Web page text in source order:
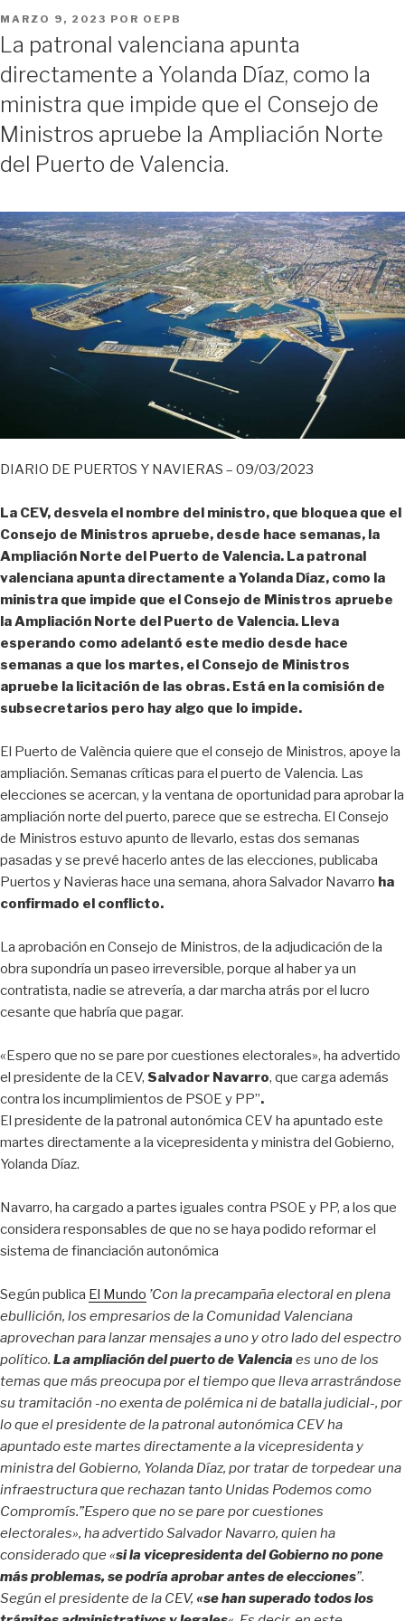
PUBLICADO
EL
MARZO 9, 2023 POR OEPB
La patronal valenciana apunta
directamente a Yolanda Díaz, como la
ministra que impide que el Consejo de
Ministros apruebe la Ampliación Norte
del Puerto de Valencia.
DIARIO DE PUERTOS Y NAVIERAS – 09/03/2023
La CEV, desvela el nombre del ministro, que bloquea que el
Consejo de Ministros apruebe, desde hace semanas, la
Ampliación Norte del Puerto de Valencia. La patronal
valenciana apunta directamente a Yolanda Díaz, como la
ministra que impide que el Consejo de Ministros apruebe
la Ampliación Norte del Puerto de Valencia. Lleva
esperando como adelantó este medio desde hace
semanas a que los martes, el Consejo de Ministros
apruebe la licitación de las obras. Está en la comisión de
subsecretarios pero hay algo que lo impide.
El Puerto de València quiere que el consejo de Ministros, apoye la
ampliación. Semanas críticas para el puerto de Valencia. Las
elecciones se acercan, y la ventana de oportunidad para aprobar la
ampliación norte del puerto, parece que se estrecha. El Consejo
de Ministros estuvo apunto de llevarlo, estas dos semanas
pasadas y se prevé hacerlo antes de las elecciones, publicaba
Puertos y Navieras hace una semana, ahora Salvador Navarro ha
confirmado el conflicto.
La aprobación en Consejo de Ministros, de la adjudicación de la
obra supondría un paseo irreversible, porque al haber ya un
contratista, nadie se atrevería, a dar marcha atrás por el lucro
cesante que habría que pagar.
«Espero que no se pare por cuestiones electorales», ha advertido
el presidente de la CEV, Salvador Navarro, que carga además
contra los incumplimientos de PSOE y PP”.
El presidente de la patronal autonómica CEV ha apuntado este
martes directamente a la vicepresidenta y ministra del Gobierno,
Yolanda Díaz.
Navarro, ha cargado a partes iguales contra PSOE y PP, a los que
considera responsables de que no se haya podido reformar el
sistema de financiación autonómica
Según publica El Mundo ’Con la precampaña electoral en plena
ebullición, los empresarios de la Comunidad Valenciana
aprovechan para lanzar mensajes a uno y otro lado del espectro
político. La ampliación del puerto de Valencia es uno de los
temas que más preocupa por el tiempo que lleva arrastrándose
su tramitación -no exenta de polémica ni de batalla judicial-, por
lo que el presidente de la patronal autonómica CEV ha
apuntado este martes directamente a la vicepresidenta y
ministra del Gobierno, Yolanda Díaz, por tratar de torpedear una
infraestructura que rechazan tanto Unidas Podemos como
Compromís.”Espero que no se pare por cuestiones
electorales», ha advertido Salvador Navarro, quien ha
considerado que «si la vicepresidenta del Gobierno no pone
más problemas, se podría aprobar antes de elecciones”.
Según el presidente de la CEV, «se han superado todos los